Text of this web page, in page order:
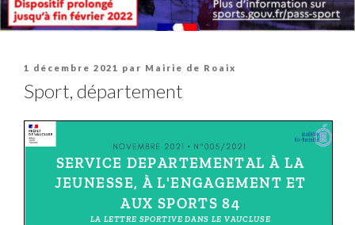
Publié
1 décembre 2021 par Mairie de Roaix
Sport, département